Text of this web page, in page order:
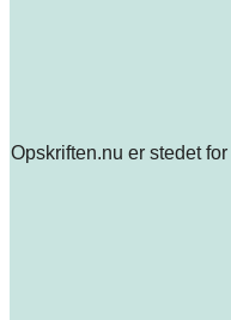
Opskriften.nu er stedet